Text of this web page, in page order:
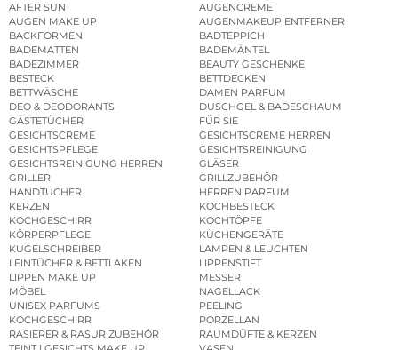
AFTER SUN
AUGENCREME
AUGEN MAKE UP
AUGENMAKEUP ENTFERNER
BACKFORMEN
BADTEPPICH
BADEMATTEN
BADEMÄNTEL
BADEZIMMER
BEAUTY GESCHENKE
BESTECK
BETTDECKEN
BETTWÄSCHE
DAMEN PARFUM
DEO & DEODORANTS
DUSCHGEL & BADESCHAUM
GÄSTETÜCHER
FÜR SIE
GESICHTSCREME
GESICHTSCREME HERREN
GESICHTSPFLEGE
GESICHTSREINIGUNG
GESICHTSREINIGUNG HERREN
GLÄSER
GRILLER
GRILLZUBEHÖR
HANDTÜCHER
HERREN PARFUM
KERZEN
KOCHBESTECK
KOCHGESCHIRR
KOCHTÖPFE
KÖRPERPFLEGE
KÜCHENGERÄTE
KUGELSCHREIBER
LAMPEN & LEUCHTEN
LEINTÜCHER & BETTLAKEN
LIPPENSTIFT
LIPPEN MAKE UP
MESSER
MÖBEL
NAGELLACK
UNISEX PARFUMS
PEELING
KOCHGESCHIRR
PORZELLAN
RASIERER & RASUR ZUBEHÖR
RAUMDÜFTE & KERZEN